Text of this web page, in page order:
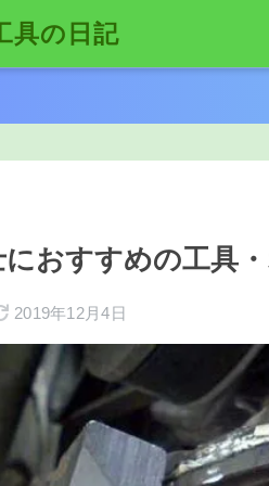
具の日記
におすすめの工具
2019年12月4日